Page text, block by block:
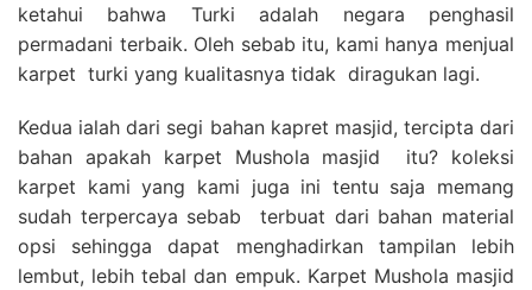
ketahui bahwa Turki adalah negara penghasil
permadani terbaik. Oleh sebab itu, kami hanya menjual
karpet turki yang kualitasnya tidak diragukan lagi.
Kedua ialah dari segi bahan kapret masjid, tercipta dari
bahan apakah karpet Mushola masjid itu? koleksi
karpet kami yang kami juga ini tentu saja memang
sudah terpercaya sebab terbuat dari bahan material
opsi sehingga dapat menghadirkan tampilan lebih
lembut, lebih tebal dan empuk. Karpet Mushola masjid